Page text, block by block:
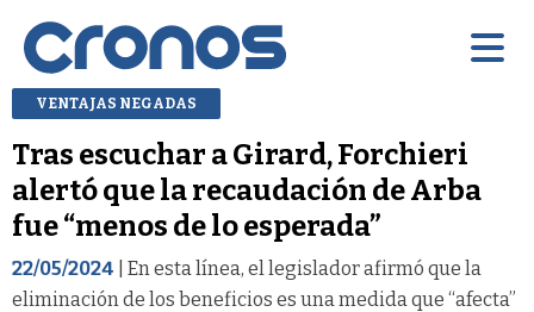
VENTAJAS NEGADAS
Tras escuchar a Girard, Forchieri
alertó que la recaudación de Arba
fue “menos de lo esperada”
22/05/2024 | En esta línea, el legislador afirmó que la
eliminación de los beneficios es una medida que “afecta”